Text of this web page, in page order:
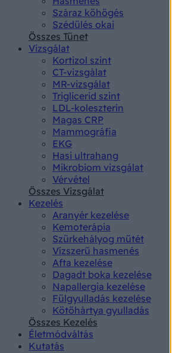
Száraz köhögés
Szédülés okai
Összes Tünet
Vizsgálat
Kortizol szint
CT-vizsgálat
MR-vizsgálat
Triglicerid szint
LDL-koleszterin
Magas CRP
Mammográfia
EKG
Hasi ultrahang
Mikrobiom vizsgálat
Vérvétel
Összes Vizsgálat
Kezelés
Aranyér kezelése
Kemoterápia
Szürkehályog műtét
Vízszerű hasmenés
Afta kezelése
Dagadt boka kezelése
Napallergia kezelése
Fülgyulladás kezelése
Kötőhártya gyulladás
Összes Kezelés
Életmódváltás
Kutatás